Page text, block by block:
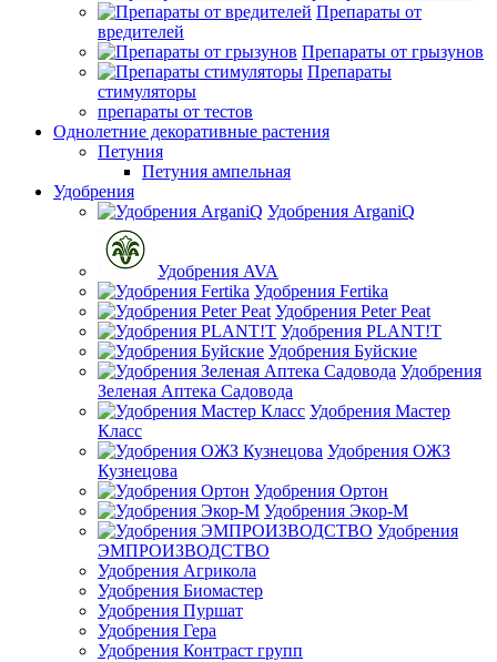
Препараты от
вредителей
Препараты от грызунов
Препараты
стимуляторы
препараты от тестов
Однолетние декоративные растения
Петуния
Петуния ампельная
Удобрения
Удобрения ArganiQ
Удобрения AVA
Удобрения Fertika
Удобрения Peter Peat
Удобрения PLANT!T
Удобрения Буйские
Удобрения
Зеленая Аптека Садовода
Удобрения Мастер
Класс
Удобрения ОЖЗ
Кузнецова
Удобрения Ортон
Удобрения Экор-М
Удобрения
ЭМПРОИЗВОДСТВО
Удобрения Агрикола
Удобрения Биомастер
Удобрения Пуршат
Удобрения Гера
Удобрения Контраст групп